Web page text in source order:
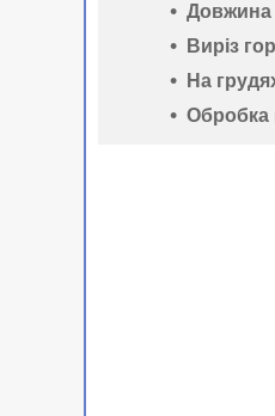
Довжина
Виріз
На
Обробка